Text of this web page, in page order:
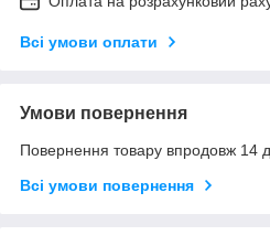
Всі умови оплати
Умови повернення
Повернення товару впродовж 14
Всі умови повернення